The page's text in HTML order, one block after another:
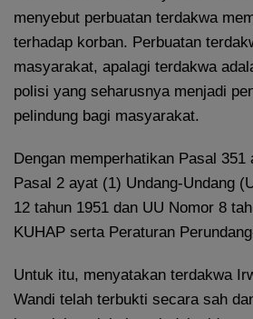
menyebut perbuatan terdakwa
terhadap korban. Perbuatan
masyarakat, apalagi terdakwa
polisi yang seharusnya menjadi
pelindung bagi masyarakat.
Dengan memperhatikan Pasal 351
Pasal 2 ayat (1) Undang-Undang
12 tahun 1951 dan UU Nomor 8
KUHAP serta Peraturan
Untuk itu, menyatakan terdakwa
Wandi telah terbukti secara sah